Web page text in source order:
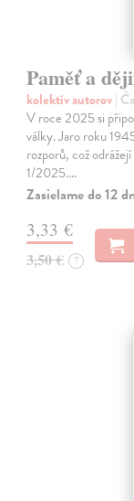
Paměť a
kolektív autorov|
V roce 2025 si
války. Jaro roku
rozporů, což
1/2025.…
Zasielame do 12
3,33 €
3,50 € ?